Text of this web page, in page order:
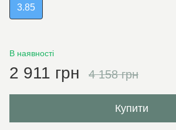
3.85
В наявності
2 911 грн 4 158 грн
Купити